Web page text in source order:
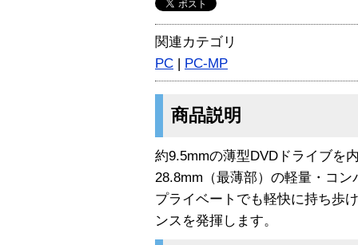
関連カテゴリ
PC | PC-MP
商品説明
約9.5mmの薄型DVDドライブを
28.8mm（最薄部）の軽量・コ
プライベートでも軽快に持ち歩
ンスを発揮します。